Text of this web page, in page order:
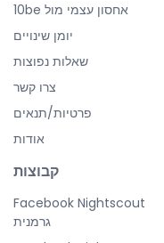
אחסון עצמי מול 10be
יומן שינויים
שאלות נפוצות
צרו קשר
פרטיות/תנאים
אודות
קבוצות
Facebook Nightscout
גרמנית